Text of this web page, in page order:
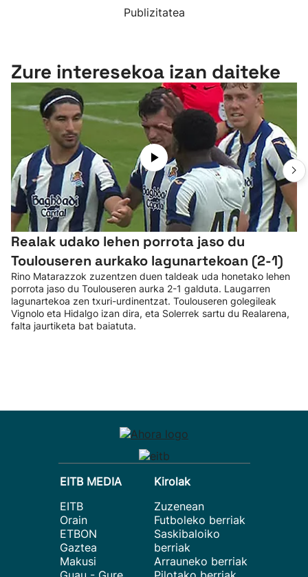
Publizitatea
Zure interesekoa izan daiteke
Realak udako lehen porrota jaso du
Toulouseren aurkako lagunartekoan (2-1)
Rino Matarazzok zuzentzen duen taldeak uda honetako lehen
porrota jaso du Toulouseren aurka 2-1 galduta. Laugarren
lagunartekoa zen txuri-urdinentzat. Toulouseren golegileak
Vignolo eta Hidalgo izan dira, eta Solerrek sartu du Realarena,
falta jaurtiketa bat baiatuta.
EITB MEDIA
EITB
Orain
ETBON
Gaztea
Makusi
Kirolak
Zuzenean
Futboleko berriak
Saskibaloiko
berriak
Arrauneko berriak